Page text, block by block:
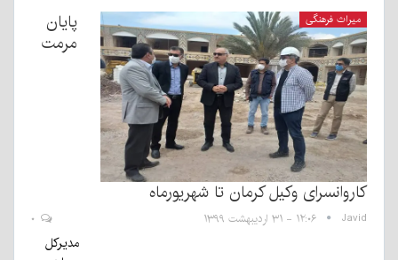
میراث فرهنگی
پایان
مرمت
کاروانسرای وکیل کرمان تا شهریورماه
Javid ۱۲:۰۶ - ۳۱ اردیبهشت ۱۳۹۹
مدیرکل